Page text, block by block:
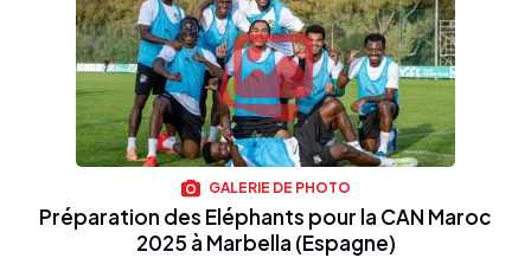
GALERIE DE PHOTO
Préparation des Eléphants pour la CAN Maroc
2025 à Marbella (Espagne)